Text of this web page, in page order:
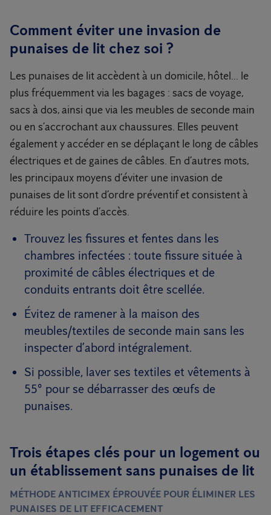
Comment éviter une invasion de
punaises de lit chez soi ?
Les punaises de lit accèdent à un domicile, hôtel... le
plus fréquemment via les bagages : sacs de voyage,
sacs à dos, ainsi que via les meubles de seconde main
ou en s’accrochant aux chaussures. Elles peuvent
également y accéder en se déplaçant le long de câbles
électriques et de gaines de câbles. En d’autres mots,
les principaux moyens d’éviter une invasion de
punaises de lit sont d’ordre préventif et consistent à
réduire les points d’accès.
Trouvez les fissures et fentes dans les
chambres infectées : toute fissure située à
proximité de câbles électriques et de
conduits entrants doit être scellée.
Évitez de ramener à la maison des
meubles/textiles de seconde main sans les
inspecter d’abord intégralement.
Si possible, laver ses textiles et vêtements à
55° pour se débarrasser des œufs de
punaises.
Trois étapes clés pour un logement ou
un établissement sans punaises de lit
MÉTHODE ANTICIMEX ÉPROUVÉE POUR ÉLIMINER LES
PUNAISES DE LIT EFFICACEMENT